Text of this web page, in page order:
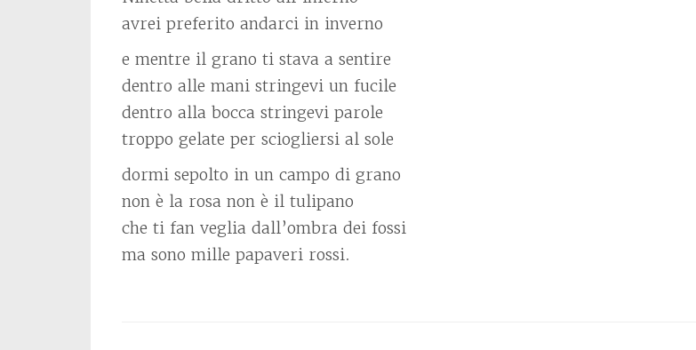
avrei preferito andarci in inverno
e mentre il grano ti stava a sentire
dentro alle mani stringevi un fucile
dentro alla bocca stringevi parole
troppo gelate per sciogliersi al sole
dormi sepolto in un campo di grano
non è la rosa non è il tulipano
che ti fan veglia dall’ombra dei fossi
ma sono mille papaveri rossi.